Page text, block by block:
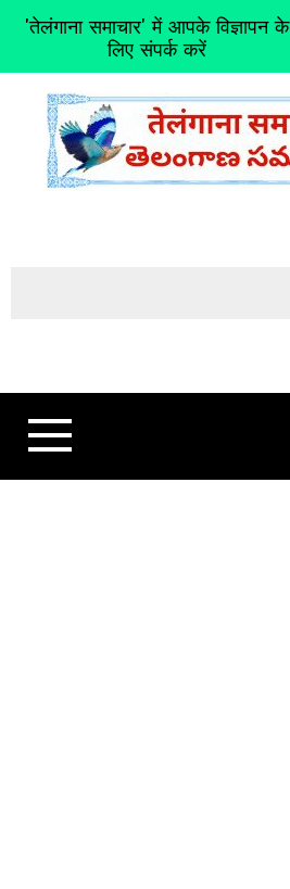
t
'तेलंगाना समाचार' में आपके विज्ञापन के
लिए संपर्क करें